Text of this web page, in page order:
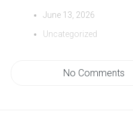
June 13, 2026
Uncategorized
No Comments